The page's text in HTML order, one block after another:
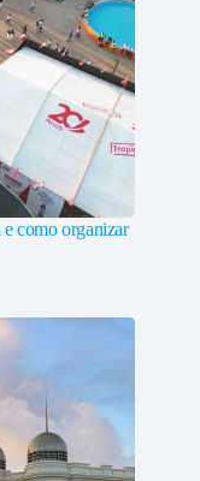
como organizar